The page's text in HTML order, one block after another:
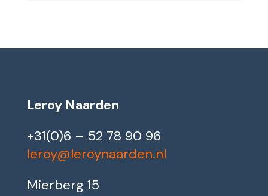
Leroy Naarden
+31(0)6 – 52 78 90 96
leroy@leroynaarden.nl
Mierberg 15